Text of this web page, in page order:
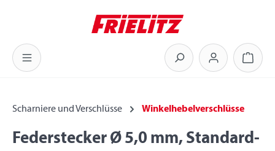
Zum Hauptinhalt springen
Scharniere und Verschlüsse Winkelhebelverschlüsse
Federstecker Ø 5,0 mm, Standard-